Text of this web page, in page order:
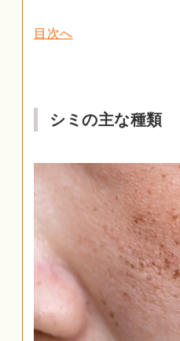
目次へ
シミの主な種類